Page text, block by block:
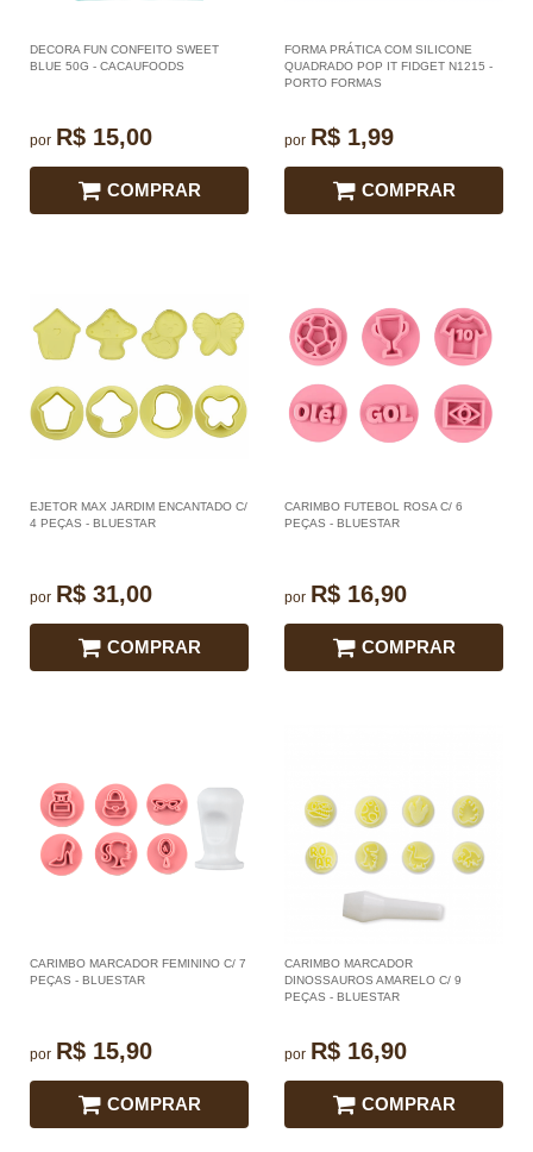
DECORA FUN CONFEITO SWEET
BLUE 50G - CACAUFOODS
por R$ 15,00
COMPRAR
FORMA PRÁTICA COM SILICONE
QUADRADO POP IT FIDGET N1215 -
PORTO FORMAS
por R$ 1,99
COMPRAR
EJETOR MAX JARDIM ENCANTADO C/
4 PEÇAS - BLUESTAR
por R$ 31,00
COMPRAR
CARIMBO FUTEBOL ROSA C/ 6
PEÇAS - BLUESTAR
por R$ 16,90
COMPRAR
CARIMBO MARCADOR FEMININO C/ 7
PEÇAS - BLUESTAR
por R$ 15,90
COMPRAR
CARIMBO MARCADOR
DINOSSAUROS AMARELO C/ 9
PEÇAS - BLUESTAR
por R$ 16,90
COMPRAR